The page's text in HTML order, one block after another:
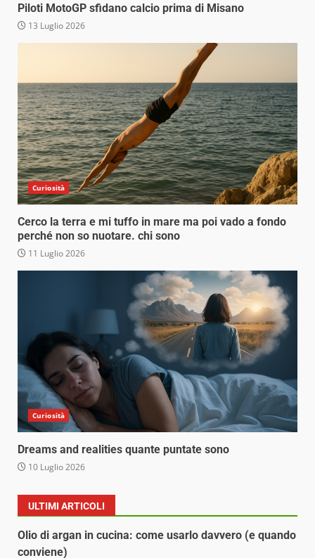
Piloti MotoGP sfidano calcio prima di Misano
13 Luglio 2026
Curiosità
Cerco la terra e mi tuffo in mare ma poi vado a fondo
perché non so nuotare. chi sono
11 Luglio 2026
Curiosità
Dreams and realities quante puntate sono
10 Luglio 2026
ULTIMI ARTICOLI
Olio di argan in cucina: come usarlo davvero (e quando
conviene)